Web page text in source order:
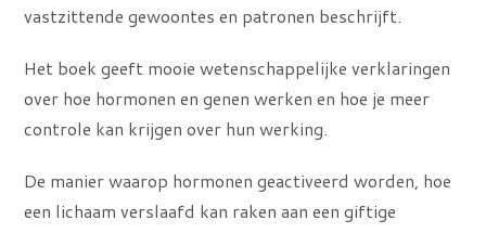
vastzittende gewoontes en patronen beschrijft.
Het boek geeft mooie wetenschappelijke verklaringen
over hoe hormonen en genen werken en hoe je meer
controle kan krijgen over hun werking.
De manier waarop hormonen geactiveerd worden, hoe
een lichaam verslaafd kan raken aan een giftige